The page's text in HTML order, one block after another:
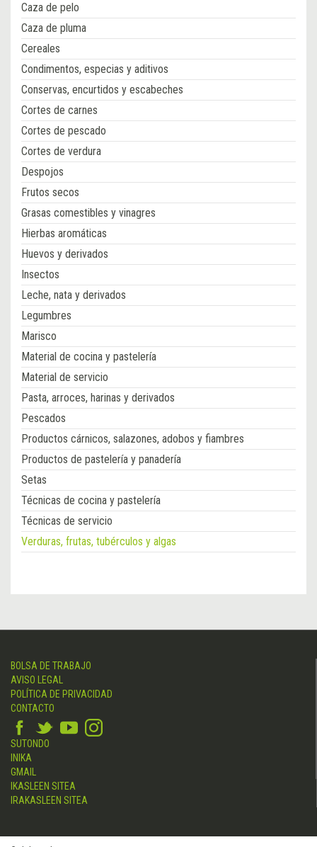
Caza de pelo
Caza de pluma
Cereales
Condimentos, especias y aditivos
Conservas, encurtidos y escabeches
Cortes de carnes
Cortes de pescado
Cortes de verdura
Despojos
Frutos secos
Grasas comestibles y vinagres
Hierbas aromáticas
Huevos y derivados
Insectos
Leche, nata y derivados
Legumbres
Marisco
Material de cocina y pastelería
Material de servicio
Pasta, arroces, harinas y derivados
Pescados
Productos cárnicos, salazones, adobos y fiambres
Productos de pastelería y panadería
Setas
Técnicas de cocina y pastelería
Técnicas de servicio
Verduras, frutas, tubérculos y algas
BOLSA DE TRABAJO
AVISO LEGAL
POLÍTICA DE PRIVACIDAD
CONTACTO
SUTONDO
INIKA
GMAIL
IKASLEEN SITEA
IRAKASLEEN SITEA